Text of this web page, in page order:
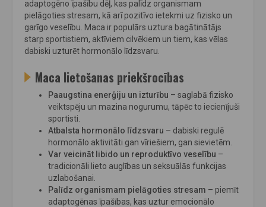
adaptogēno īpašību dēļ, kas palīdz organismam
pielāgoties stresam, kā arī pozitīvo ietekmi uz fizisko un
garīgo veselību. Maca ir populārs uztura bagātinātājs
starp sportistiem, aktīviem cilvēkiem un tiem, kas vēlas
dabiski uzturēt hormonālo līdzsvaru.
Maca lietošanas priekšrocības
Paaugstina enerģiju un izturību – saglabā fizisko
veiktspēju un mazina nogurumu, tāpēc to iecienījuši
sportisti.
Atbalsta hormonālo līdzsvaru – dabiski regulē
hormonālo aktivitāti gan vīriešiem, gan sievietēm.
Var veicināt libido un reproduktīvo veselību –
tradicionāli lieto auglības un seksuālās funkcijas
uzlabošanai.
Palīdz organismam pielāgoties stresam – piemīt
adaptogēnas īpašības, kas uztur emocionālo